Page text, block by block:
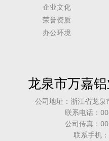
企业文化
荣誉资质
办公环境
龙泉市万嘉
公司地址：浙江省龙
联系电话：
公司传真：
联系手机